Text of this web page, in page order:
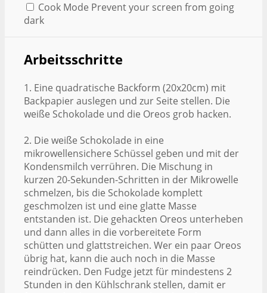
Cook Mode Prevent your screen from going
dark
Arbeitsschritte
1. Eine quadratische Backform (20x20cm) mit
Backpapier auslegen und zur Seite stellen. Die
weiße Schokolade und die Oreos grob hacken.
2. Die weiße Schokolade in eine
mikrowellensichere Schüssel geben und mit der
Kondensmilch verrühren. Die Mischung in
kurzen 20-Sekunden-Schritten in der Mikrowelle
schmelzen, bis die Schokolade komplett
geschmolzen ist und eine glatte Masse
entstanden ist. Die gehackten Oreos unterheben
und dann alles in die vorbereitete Form
schütten und glattstreichen. Wer ein paar Oreos
übrig hat, kann die auch noch in die Masse
reindrücken. Den Fudge jetzt für mindestens 2
Stunden in den Kühlschrank stellen, damit er